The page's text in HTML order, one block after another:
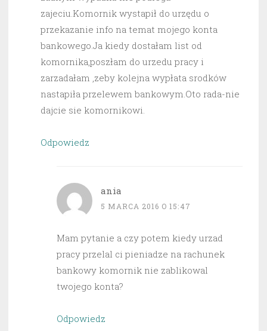
zajeciu.Komornik wystapił do urzędu o
przekazanie info na temat mojego konta
bankowego.Ja kiedy dostałam list od
komornika,poszłam do urzedu pracy i
zarzadałam ,zeby kolejna wypłata srodków
nastapiła przelewem bankowym.Oto rada-nie
dajcie sie komornikowi.
Odpowiedz
ania
5 MARCA 2016 O 15:47
Mam pytanie a czy potem kiedy urzad
pracy przelal ci pieniadze na rachunek
bankowy komornik nie zablikowal
twojego konta?
Odpowiedz